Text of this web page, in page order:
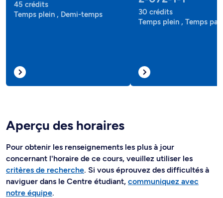
45 crédits
Temps plein , Demi-temps
30 crédits
Temps plein , Temps
Aperçu des horaires
Pour obtenir les renseignements les plus à jour
concernant l'horaire de ce cours, veuillez utiliser les
critères de recherche. Si vous éprouvez des difficultés à
naviguer dans le Centre étudiant, communiquez avec
notre équipe.